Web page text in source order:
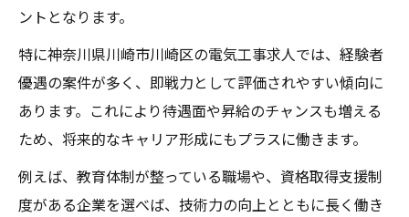
ントとなります。
特に神奈川県川崎市川崎区の電気工事求人では、経験者
優遇の案件が多く、即戦力として評価されやすい傾向に
あります。これにより待遇面や昇給のチャンスも増える
ため、将来的なキャリア形成にもプラスに働きます。
例えば、教育体制が整っている職場や、資格取得支援制
度がある企業を選べば、技術力の向上とともに長く働き